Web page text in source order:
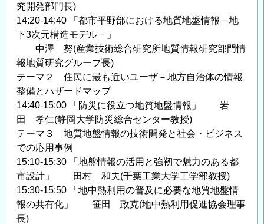
究開発部門長)
14:20-14:40 「都市平野部における地質地盤情報－地
下3次元構造モデル－」
中澤 努(産業技術総合研究所地質情報研究部門情
報地質研究グループ長)
テーマ２ 住民に最も近いユーザ－地方自治体の情報
整備とハザードマップ
14:40-15:00 「防災に役立つ地質地盤情報」 岩
田 孝仁(静岡大学防災総合センター教授)
テーマ３ 地質地盤情報の技術開発と社会・ビジネス
での応用事例
15:10-15:30 「地盤情報の活用と強靭で魅力のある都
市設計」 田村 和夫(千葉工業大学工学部教授)
15:30-15:50 「地中熱利用の普及に必要な地質地盤情
報の共有化」 笹田 政克(地中熱利用促進協会理事
長)